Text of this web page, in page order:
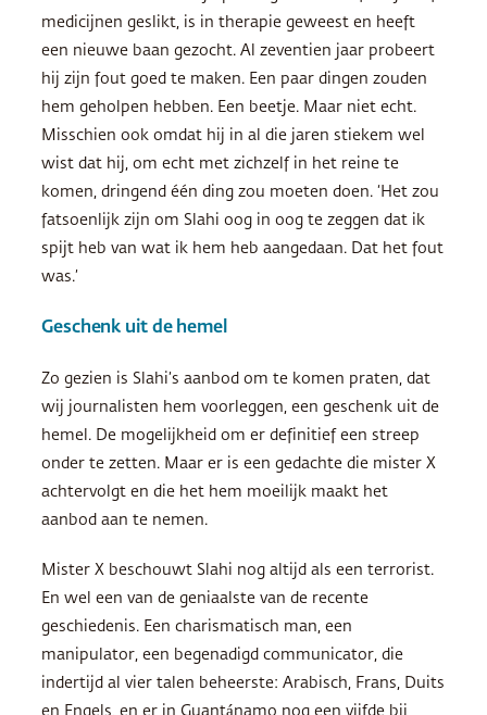
medicijnen geslikt, is in therapie geweest en heeft
een nieuwe baan gezocht. Al zeventien jaar probeert
hij zijn fout goed te maken. Een paar dingen zouden
hem geholpen hebben. Een beetje. Maar niet echt.
Misschien ook omdat hij in al die jaren stiekem wel
wist dat hij, om echt met zichzelf in het reine te
komen, dringend één ding zou moeten doen. ‘Het zou
fatsoenlijk zijn om Slahi oog in oog te zeggen dat ik
spijt heb van wat ik hem heb aangedaan. Dat het fout
was.’
Geschenk uit de hemel
Zo gezien is Slahi’s aanbod om te komen praten, dat
wij journalisten hem voorleggen, een geschenk uit de
hemel. De mogelijkheid om er definitief een streep
onder te zetten. Maar er is een gedachte die mister X
achtervolgt en die het hem moeilijk maakt het
aanbod aan te nemen.
Mister X beschouwt Slahi nog altijd als een terrorist.
En wel een van de geniaalste van de recente
geschiedenis. Een charismatisch man, een
manipulator, een begenadigd communicator, die
indertijd al vier talen beheerste: Arabisch, Frans, Duits
en Engels, en er in Guantánamo nog een vijfde bij